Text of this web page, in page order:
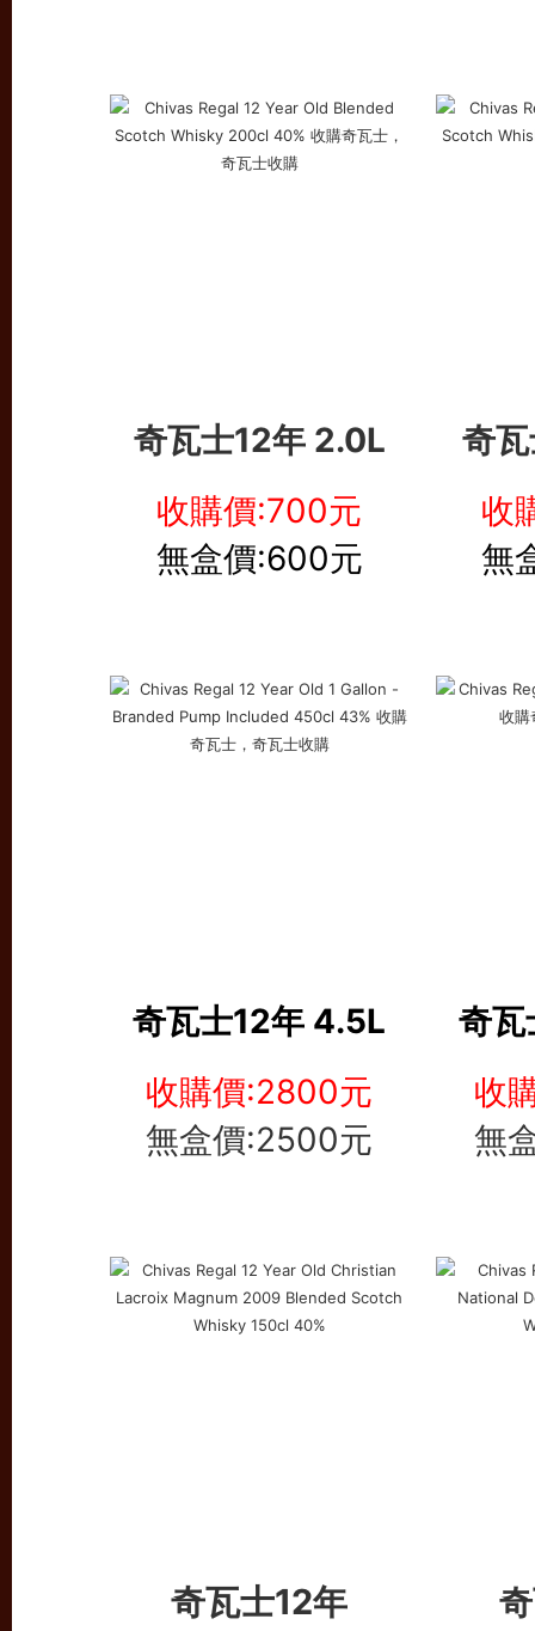
奇瓦士12年 2.0L
奇
收購價:700元
無盒價:600元
收
無
奇瓦士12年 4.5L
奇
收購價:2800元
無盒價:2500元
收
無
奇瓦士12年